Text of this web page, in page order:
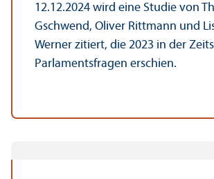
12.12.2024 wird eine Studie von
Gschwend, Oliver Rittmann und
Werner zitiert, die 2023 in der
Parlamentsfragen erschien.